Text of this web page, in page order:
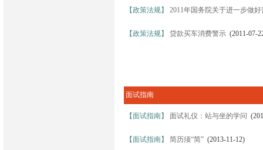
【政策法规】 2011年国务院关于进一步做
【政策法规】 贷款买车消费警示(2011-07-
面试指南
【面试指南】 面试礼仪：站与坐的学问
【面试指南】 简历须“简”(2013-11-12)